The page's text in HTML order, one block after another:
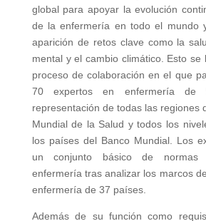
global para apoyar la evolución
de la enfermería en todo el mundo
aparición de retos clave como la
mental y el cambio climático. Esto se
proceso de colaboración en el que
70 expertos en enfermería de
representación de todas las regiones
Mundial de la Salud y todos los
los países del Banco Mundial. Los
un conjunto básico de
enfermería tras analizar los marcos
enfermería de 37 países.
Además de su función como